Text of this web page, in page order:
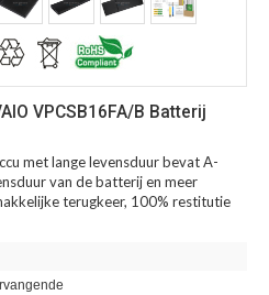
VPCSB16FA/B Batterij
met lange levensduur bevat A-
van de batterij en meer
terugkeer, 100% restitutie